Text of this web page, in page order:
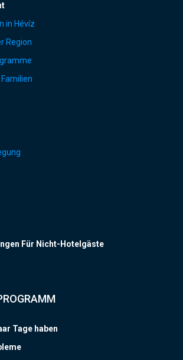
in Hévíz
Region
Für Nicht-Hotelgäste
Tage haben